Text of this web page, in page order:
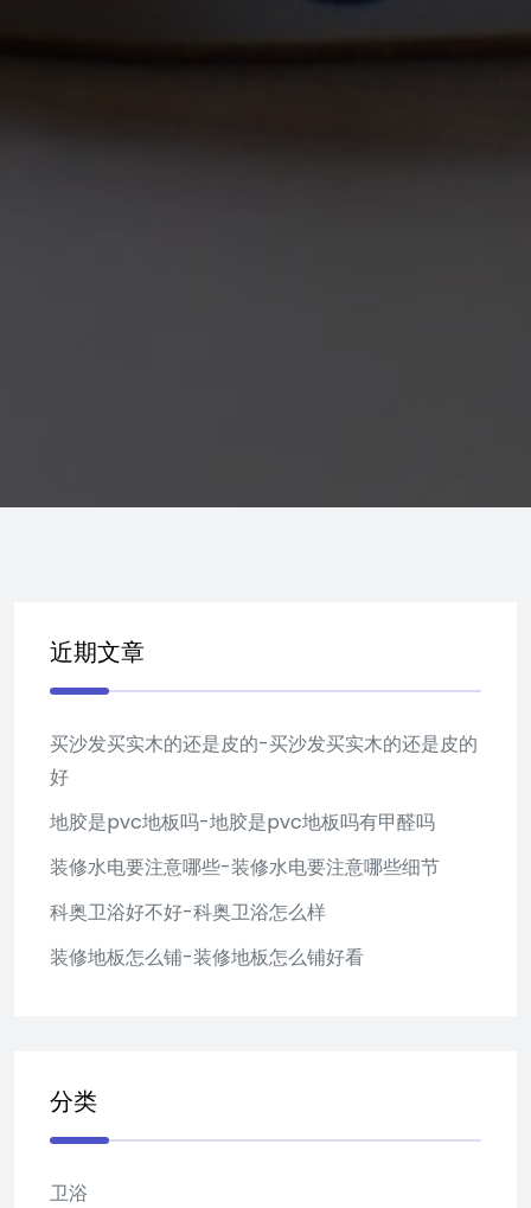
近期文章
买沙发买实木的还是皮的-买沙发买实木的还是皮的
好
地胶是pvc地板吗-地胶是pvc地板吗有甲醛吗
装修水电要注意哪些-装修水电要注意哪些细节
科奥卫浴好不好-科奥卫浴怎么样
装修地板怎么铺-装修地板怎么铺好看
分类
卫浴